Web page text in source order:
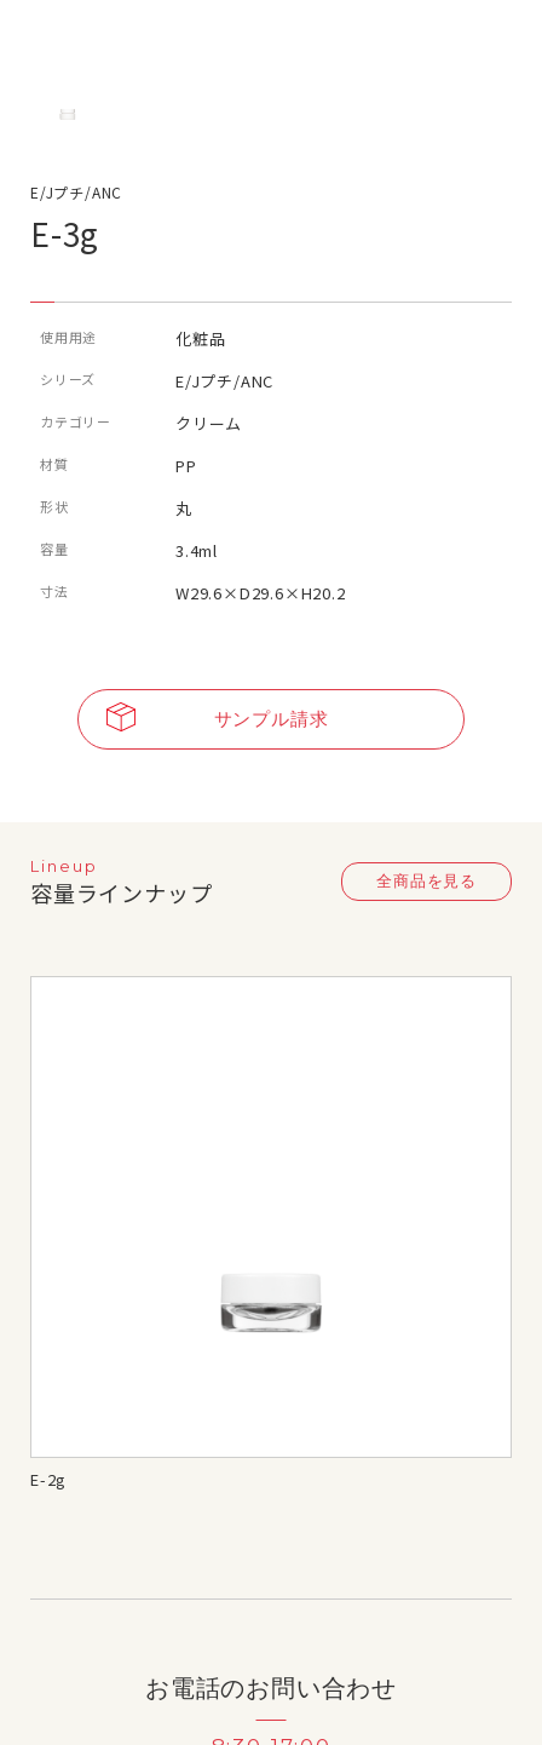
E/Jプチ/ANC
E-3g
使用用途 化粧品
シリーズ E/Jプチ/ANC
カテゴリー クリーム
材質 PP
形状 丸
容量 3.4ml
寸法 W29.6×D29.6×H20.2
サンプル請求
Lineup
容量ラインナップ 全商品を見る
E-2g
お電話のお問い合わせ